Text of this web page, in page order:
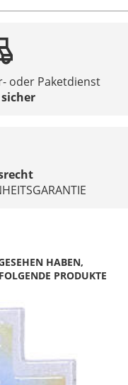
oder Paketdienst
HABEN,
PRODUKTE